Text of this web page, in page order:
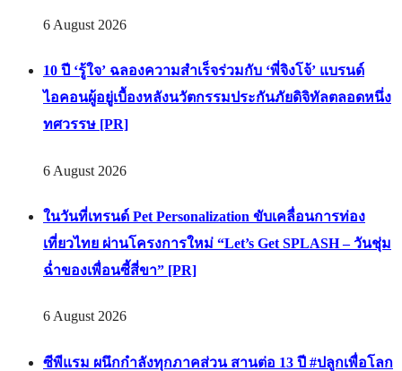
6 August 2026
10 ปี ‘รู้ใจ’ ฉลองความสำเร็จร่วมกับ ‘พี่จิงโจ้’ แบรนด์
ไอคอนผู้อยู่เบื้องหลังนวัตกรรมประกันภัยดิจิทัลตลอดหนึ่ง
ทศวรรษ [PR]
6 August 2026
ในวันที่เทรนด์ Pet Personalization ขับเคลื่อนการท่อง
เที่ยวไทย ผ่านโครงการใหม่ “Let’s Get SPLASH – วันชุ่ม
ฉ่ำของเพื่อนซี้สี่ขา” [PR]
6 August 2026
ซีพีแรม ผนึกกำลังทุกภาคส่วน สานต่อ 13 ปี #ปลูกเพื่อโลก